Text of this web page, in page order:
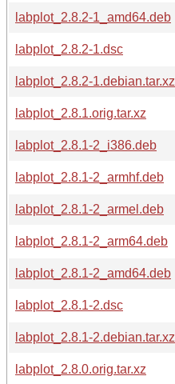
labplot_2.8.2-1_amd64.deb
labplot_2.8.2-1.dsc
labplot_2.8.2-1.debian.tar.xz
labplot_2.8.1.orig.tar.xz
labplot_2.8.1-2_i386.deb
labplot_2.8.1-2_armhf.deb
labplot_2.8.1-2_armel.deb
labplot_2.8.1-2_arm64.deb
labplot_2.8.1-2_amd64.deb
labplot_2.8.1-2.dsc
labplot_2.8.1-2.debian.tar.xz
labplot_2.8.0.orig.tar.xz